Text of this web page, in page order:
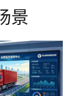
景